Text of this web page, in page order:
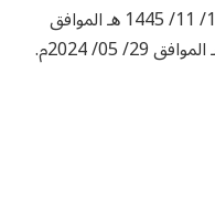
هذه الحملات تمت خلال الفترة من 15/ 11/ 1445 هـ الموافق